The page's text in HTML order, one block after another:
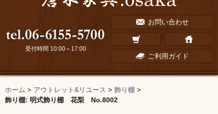
お問い合わせ
ご利用ガイド
受付時間 10:00～17:00
ホーム > アウトレット&リユース > 飾り棚 >
飾り棚: 明式飾り棚 花梨 No.8002